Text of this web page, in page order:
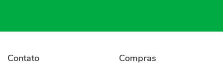
Contato Compras